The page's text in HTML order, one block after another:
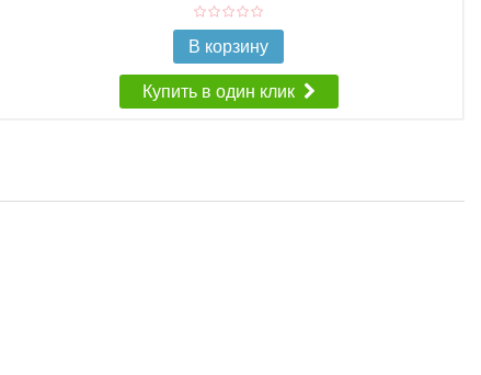
В корзину
Купить в один клик